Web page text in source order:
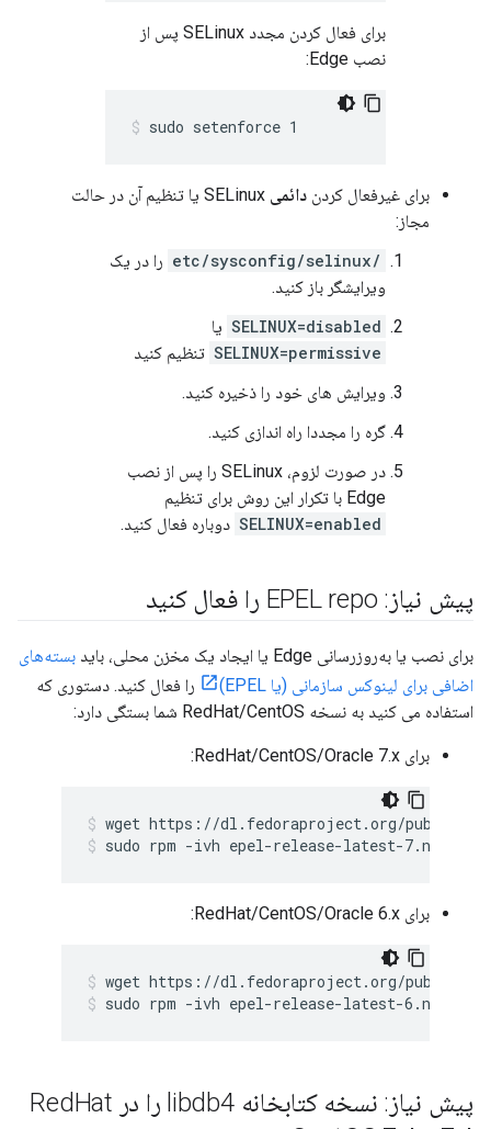
برای فعال کردن مجدد SELinux پس از
نصب Edge:
sudo setenforce 1
برای غیرفعال کردن دائمی
SELinux یا تنظیم آن در حالت
مجاز:
/etc/sysconfig/selinux
را در یک
ویرایشگر باز کنید.
SELINUX=disabled یا
SELINUX=permissive تنظیم کنید
ویرایش های خود را ذخیره کنید.
گره را مجددا راه اندازی کنید.
در صورت لزوم، SELinux را پس از نصب
Edge با تکرار این روش برای تنظیم
SELINUX=enabled دوباره فعال کنید.
پیش نیاز: EPEL repo را فعال کنید
برای نصب یا به‌روزرسانی Edge یا ایجاد یک مخزن محلی، باید
بسته‌های
اضافی برای لینوکس سازمانی (یا EPEL)
را فعال کنید. دستوری که
استفاده می کنید به نسخه RedHat/CentOS شما بستگی دارد:
برای RedHat/CentOS/Oracle 7.x:
sudo rpm -ivh epel-release-latest-
برای RedHat/CentOS/Oracle 6.x:
sudo rpm -ivh epel-release-latest-
پیش نیاز: نسخه کتابخانه libdb4 را در Red
Hat